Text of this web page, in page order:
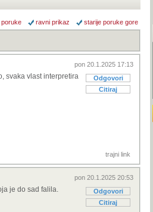
ravni prikaz starije poruke gore
pon 20.1.2025 17:13
Odgovori
Citiraj
svaka vlast interpretira
trajni link
pon 20.1.2025 20:53
Odgovori
Citiraj
je do sad falila.